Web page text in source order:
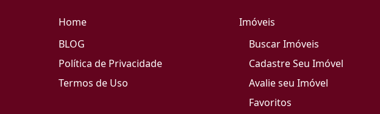
Home
BLOG
Política de Privacidade
Termos de Uso
Imóveis
Buscar Imóveis
Cadastre Seu Imóvel
Avalie seu Imóvel
Favoritos